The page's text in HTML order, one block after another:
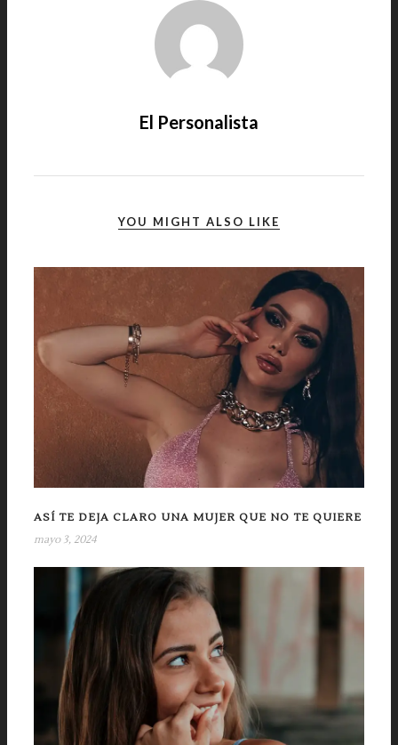
El Personalista
YOU MIGHT ALSO LIKE
ASÍ TE DEJA CLARO UNA MUJER QUE NO TE QUIERE
mayo 3, 2024